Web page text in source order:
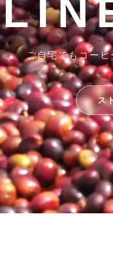
ご自宅でもコー
ス